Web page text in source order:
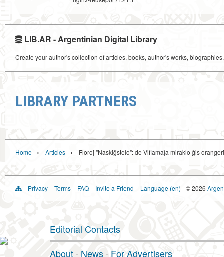
LIB.AR - Argentinian Digital Library
Create your author's collection of articles, books, author's works,
LIBRARY PARTNERS
Home › Articles › Floroj "Naskiĝstelo": de Viflamaĵa miraklo ĝis
Privacy Terms FAQ Invite a Friend Language (en) © 2026
Editorial Contacts
About · News · For Advertisers